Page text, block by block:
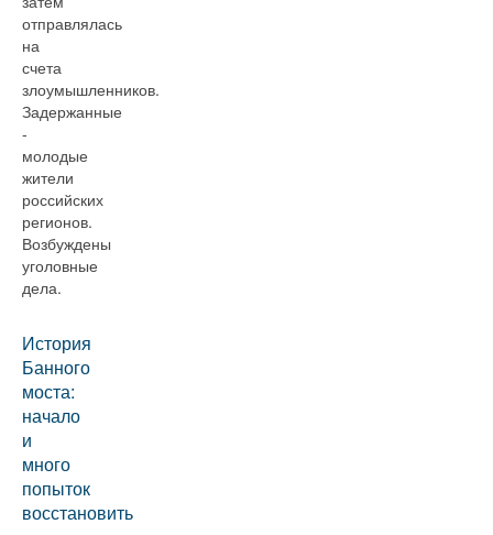
отправлялась
на
счета
злоумышленников.
Задержанные
-
молодые
жители
российских
регионов.
Возбуждены
уголовные
дела.
История
Банного
моста:
начало
и
много
попыток
восстановить